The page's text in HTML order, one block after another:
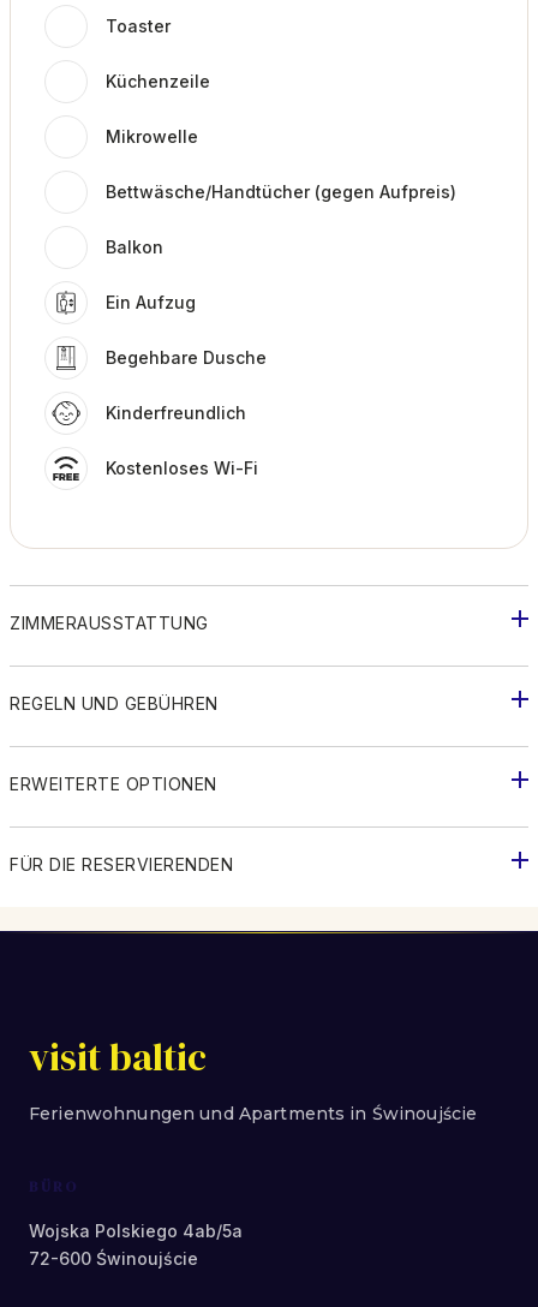
Toaster
Küchenzeile
Mikrowelle
Bettwäsche/Handtücher (gegen Aufpreis)
Balkon
Ein Aufzug
Begehbare Dusche
Kinderfreundlich
Kostenloses Wi-Fi
ZIMMERAUSSTATTUNG
REGELN UND GEBÜHREN
ERWEITERTE OPTIONEN
FÜR DIE RESERVIERENDEN
visit baltic
Ferienwohnungen und Apartments in Świnoujście
BÜRO
Wojska Polskiego 4ab/5a
72-600 Świnoujście